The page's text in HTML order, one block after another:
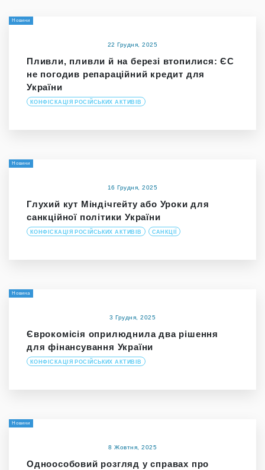
Новини
22 Грудня, 2025
Пливли, пливли й на березі втопилися: ЄС
не погодив репараційний кредит для
України
КОНФІСКАЦІЯ РОСІЙСЬКИХ АКТИВІВ
Новини
16 Грудня, 2025
Глухий кут Міндічгейту або Уроки для
санкційної політики України
КОНФІСКАЦІЯ РОСІЙСЬКИХ АКТИВІВ САНКЦІЇ
Новина
3 Грудня, 2025
Єврокомісія оприлюднила два рішення
для фінансування України
КОНФІСКАЦІЯ РОСІЙСЬКИХ АКТИВІВ
Новини
8 Жовтня, 2025
Одноособовий розгляд у справах про